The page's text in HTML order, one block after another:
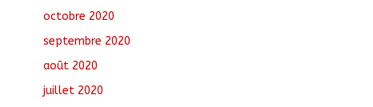
octobre 2020
septembre 2020
août 2020
juillet 2020